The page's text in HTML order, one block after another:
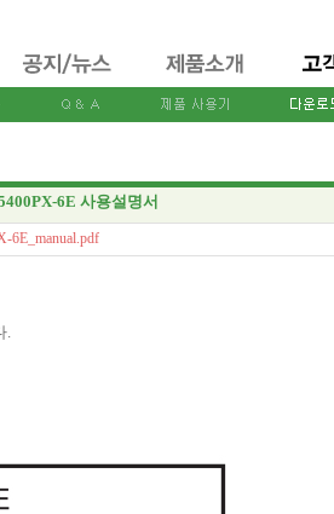
6E 사용설명서
6E_manual.pdf
.